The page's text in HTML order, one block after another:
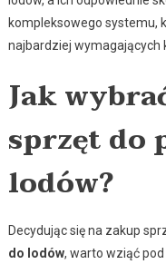
kompleksowego systemu,
najbardziej wymagających
Jak
sprzęt do
lodów?
Decydując się na zakup
do lodów, warto wziąć